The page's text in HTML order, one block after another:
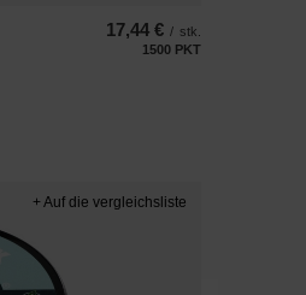
17,44 € / stk.
1500 PKT
+ Auf die vergleichsliste